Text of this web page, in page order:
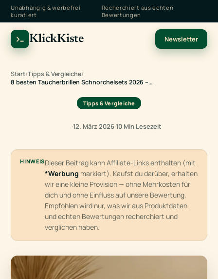
Unabhängig & werbefrei
kuratiert
Recherchiert aus echten
Bewertungen
KlickKiste Newsletter
Start/Tipps & Vergleiche/
8 besten Taucherbrillen Schnorchelsets 2026 –…
Tipps & Vergleiche
·12. März 2026·10 Min Lesezeit
HINWEISDieser Beitrag kann Affiliate-Links enthalten (mit
*Werbung markiert). Kaufst du darüber, erhalten
wir eine kleine Provision — ohne Mehrkosten für
dich und ohne Einfluss auf unsere Bewertung.
Empfohlen wird nur, was wir aus Produktdaten
und echten Bewertungen recherchiert und
verglichen haben.